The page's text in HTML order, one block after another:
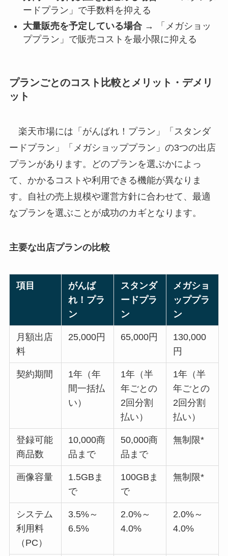
ードプラン」で手数料を抑える
大量販売を予定している場合→ 「メガショッ
ププラン」で販売コストを最小限に抑える
プランごとのコスト比較とメリット・デメリ
ット
楽天市場には「がんばれ！プラン」「スタンダ
ードプラン」「メガショッププラン」の3つの出店
プランがあります。どのプランを選ぶかによっ
て、かかるコストや利用できる機能が異なりま
す。自社の売上規模や運営方針に合わせて、最適
なプランを選ぶことが成功のカギとなります。
主要な出店プランの比較
項目
がんば
れ！プラ
ン
スタンダ
ードプラ
ン
メガショ
ッププラ
ン
月額出店
料
25,000円 65,000円
130,000
円
契約期間
1年（年
間一括払
い）
1年（半
年ごとの
2回分割
払い）
1年（半
年ごとの
2回分割
払い）
登録可能
商品数
10,000商
品まで
50,000商
品まで
無制限*
画像容量
1.5GBま
で
100GBま
で
無制限*
システム
利用料
（PC）
3.5%～
6.5%
2.0%～
4.0%
2.0%～
4.0%